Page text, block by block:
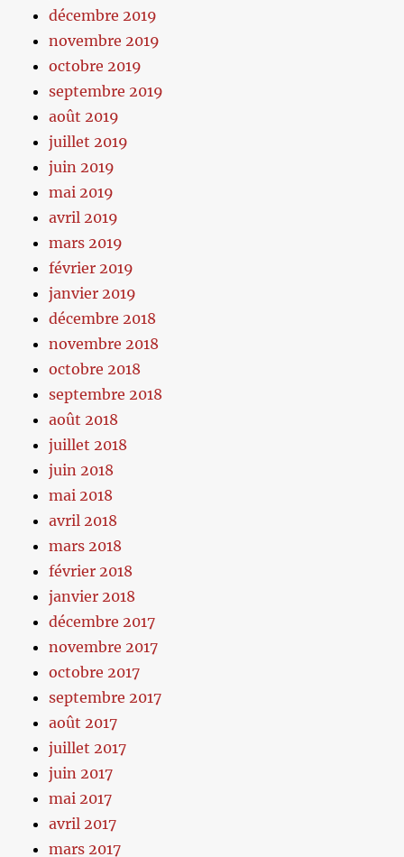
décembre 2019
novembre 2019
octobre 2019
septembre 2019
août 2019
juillet 2019
juin 2019
mai 2019
avril 2019
mars 2019
février 2019
janvier 2019
décembre 2018
novembre 2018
octobre 2018
septembre 2018
août 2018
juillet 2018
juin 2018
mai 2018
avril 2018
mars 2018
février 2018
janvier 2018
décembre 2017
novembre 2017
octobre 2017
septembre 2017
août 2017
juillet 2017
juin 2017
mai 2017
avril 2017
mars 2017